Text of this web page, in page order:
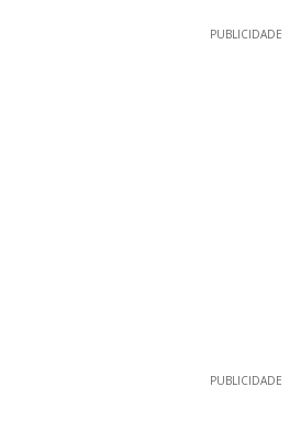
PUBLICIDADE
PUBLICIDADE